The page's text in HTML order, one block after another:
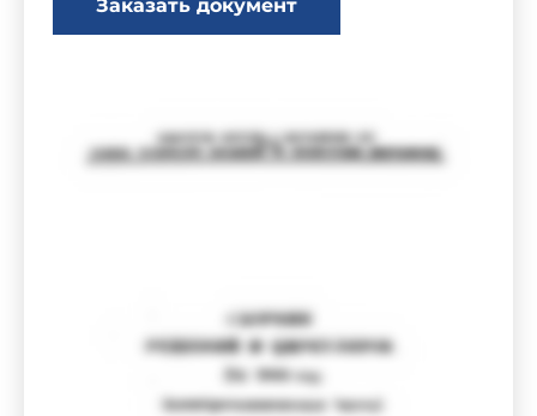
Заказать документ